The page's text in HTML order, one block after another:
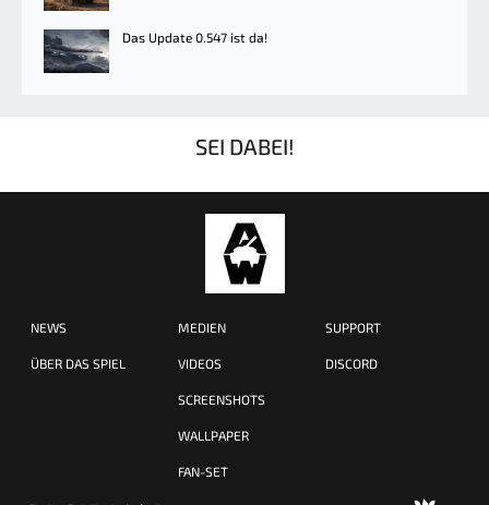
Das Update 0.547 ist da!
SEI DABEI!
NEWS
ÜBER DAS SPIEL
MEDIEN
VIDEOS
SCREENSHOTS
WALLPAPER
FAN-SET
SUPPORT
DISCORD